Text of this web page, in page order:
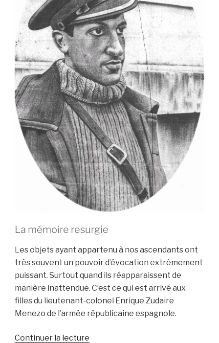
La mémoire resurgie
Les objets ayant appartenu à nos ascendants ont
très souvent un pouvoir d’évocation extrêmement
puissant. Surtout quand ils réapparaissent de
manière inattendue. C’est ce qui est arrivé aux
filles du lieutenant-colonel Enrique Zudaire
Menezo de l’armée républicaine espagnole.
Continuer la lecture